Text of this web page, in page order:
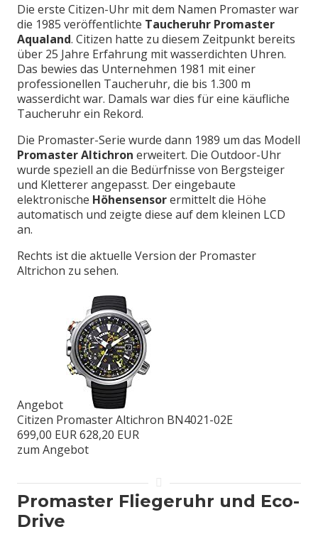
Die erste Citizen-Uhr mit dem Namen Promaster war
die 1985 veröffentlichte Taucheruhr Promaster
Aqualand. Citizen hatte zu diesem Zeitpunkt bereits
über 25 Jahre Erfahrung mit wasserdichten Uhren.
Das bewies das Unternehmen 1981 mit einer
professionellen Taucheruhr, die bis 1.300 m
wasserdicht war. Damals war dies für eine käufliche
Taucheruhr ein Rekord.
Die Promaster-Serie wurde dann 1989 um das Modell
Promaster Altichron erweitert. Die Outdoor-Uhr
wurde speziell an die Bedürfnisse von Bergsteiger
und Kletterer angepasst. Der eingebaute
elektronische Höhensensorermittelt die Höhe
automatisch und zeigte diese auf dem kleinen LCD
an.
Rechts ist die aktuelle Version der Promaster
Altrichon zu sehen.
Angebot
Citizen Promaster Altichron BN4021-02E
699,00 EUR628,20 EUR
zum Angebot
Promaster Fliegeruhr und Eco-
Drive